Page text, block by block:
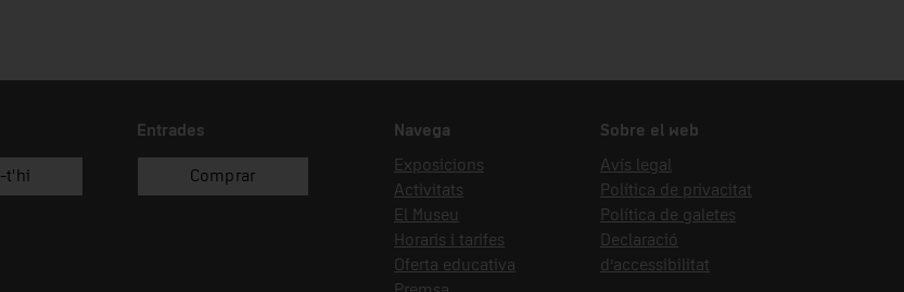
t'hi
Entrades
Comprar
Navega
Exposicions
Activitats
El Museu
Horaris i tarifes
Oferta educativa
Sobre el web
Avís legal
Política de privacitat
Política de galetes
Declaració
d’accessibilitat